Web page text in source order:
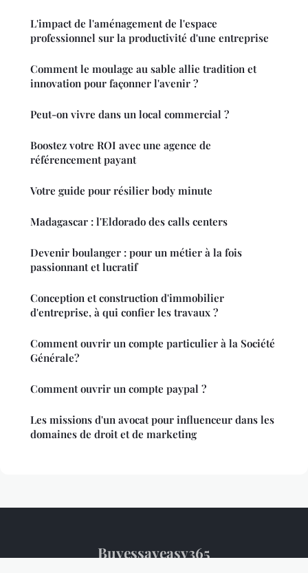
L'impact de l'aménagement de l'espace
professionnel sur la productivité d'une entreprise
Comment le moulage au sable allie tradition et
innovation pour façonner l'avenir ?
Peut-on vivre dans un local commercial ?
Boostez votre ROI avec une agence de
référencement payant
Votre guide pour résilier body minute
Madagascar : l'Eldorado des calls centers
Devenir boulanger : pour un métier à la fois
passionnant et lucratif
Conception et construction d'immobilier
d'entreprise, à qui confier les travaux ?
Comment ouvrir un compte particulier à la Société
Générale?
Comment ouvrir un compte paypal ?
Les missions d'un avocat pour influenceur dans les
domaines de droit et de marketing
Buyessayeasy365